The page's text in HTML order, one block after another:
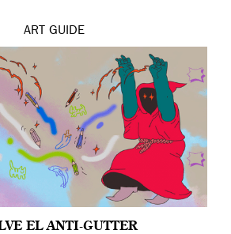
ART GUIDE
EL ANTI-GUTTER